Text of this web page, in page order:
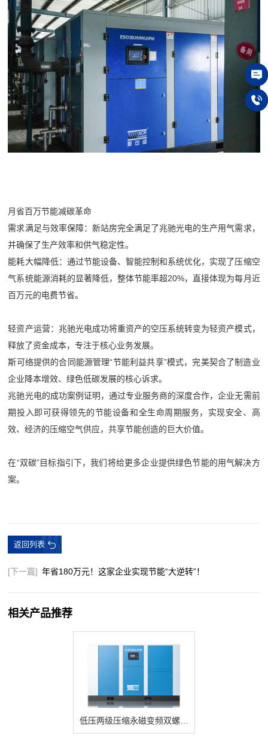
月省百万节能减碳革命
需求满足与效率保障：新站房完全满足了兆驰光电的生产用气需求，
并确保了生产效率和供气稳定性。
能耗大幅降低：通过节能设备、智能控制和系统优化，实现了压缩空
气系统能源消耗的显著降低，整体节能率超20%，直接体现为每月近
百万元的电费节省。
轻资产运营：兆驰光电成功将重资产的空压系统转变为轻资产模式，
释放了资金成本，专注于核心业务发展。
斯可络提供的合同能源管理“节能利益共享”模式，完美契合了制造业
企业降本增效、绿色低碳发展的核心诉求。
兆驰光电的成功案例证明，通过专业服务商的深度合作，企业无需前
期投入即可获得领先的节能设备和全生命周期服务，实现安全、高
效、经济的压缩空气供应，共享节能创造的巨大价值。
在“双碳”目标指引下，我们将给更多企业提供绿色节能的用气解决方
案。
返回列表
[下一篇] 年省180万元！这家企业实现节能“大逆转”！
相关产品推荐
低压两级压缩永磁变频双螺杆空压机LHPM系列
在线